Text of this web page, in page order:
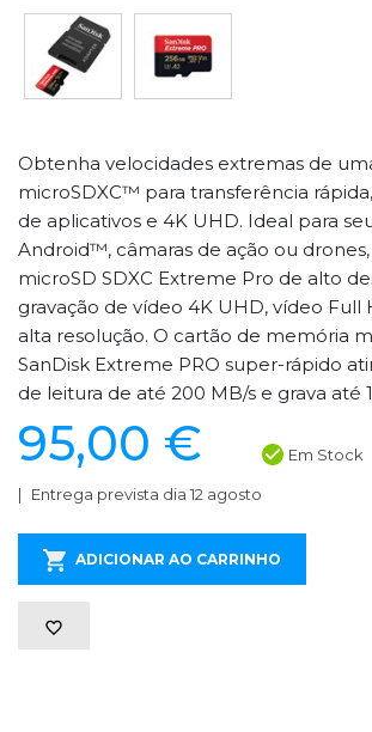
Obtenha velocidades extremas de
microSDXC™ para transferência
de aplicativos e 4K UHD. Ideal para
Android™, câmaras de ação ou
microSD SDXC Extreme Pro de alto
gravação de vídeo 4K UHD, vídeo Full
alta resolução. O cartão de memória
SanDisk Extreme PRO super-rápido
de leitura de até 200 MB/s e grava até
95,00 € Em Stock
Entrega prevista dia 12 agosto
ADICIONAR AO CARRINHO